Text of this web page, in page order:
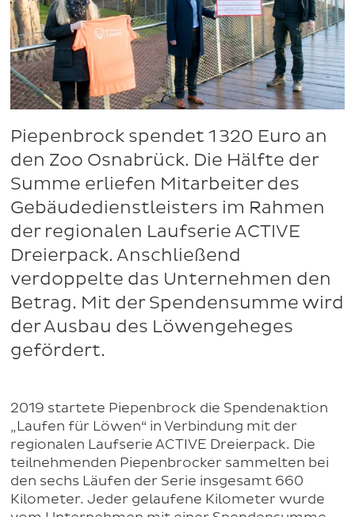
Piepenbrock spendet 1 320 Euro an
den Zoo Osnabrück. Die Hälfte der
Summe erliefen Mitarbeiter des
Gebäudedienstleisters im Rahmen
der regionalen Laufserie ACTIVE
Dreierpack. Anschließend
verdoppelte das Unternehmen den
Betrag. Mit der Spendensumme wird
der Ausbau des Löwengeheges
gefördert.
2019 startete Piepenbrock die Spendenaktion
„Laufen für Löwen“ in Verbindung mit der
regionalen Laufserie ACTIVE Dreierpack. Die
teilnehmenden Piepenbrocker sammelten bei
den sechs Läufen der Serie insgesamt 660
Kilometer. Jeder gelaufene Kilometer wurde